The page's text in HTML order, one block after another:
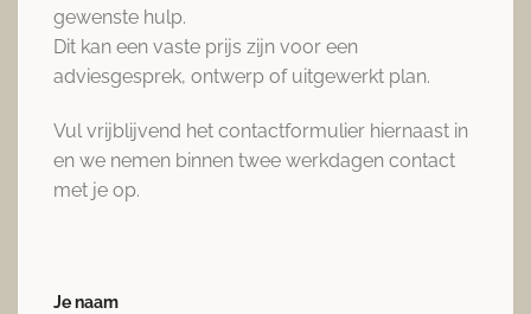
gewenste hulp.
Dit kan een vaste prijs zijn voor een
adviesgesprek, ontwerp of uitgewerkt plan.
Vul vrijblijvend het contactformulier hiernaast in
en we nemen binnen twee werkdagen contact
met je op.
Je naam